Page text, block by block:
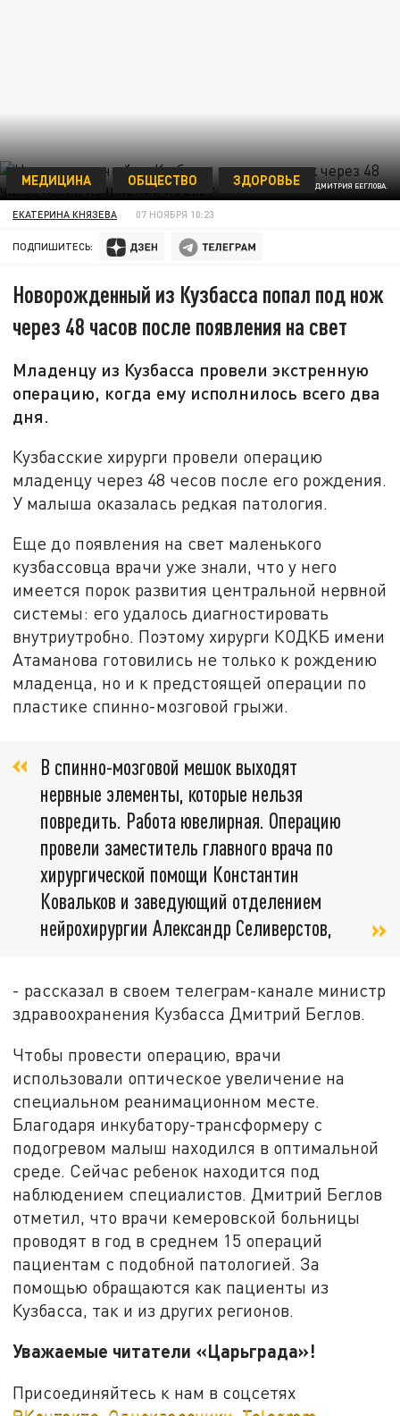
ФОТО: ТЕЛЕГРАМ-КАНАЛ ДМИТРИЯ БЕГЛОВА.
МЕДИЦИНА ОБЩЕСТВО ЗДОРОВЬЕ
ЕКАТЕРИНА КНЯЗЕВА 07 НОЯБРЯ 10:23
ПОДПИШИТЕСЬ:
Новорожденный из Кузбасса попал под нож
через 48 часов после появления на свет
Младенцу из Кузбасса провели экстренную
операцию, когда ему исполнилось всего два
дня.
Кузбасские хирурги провели операцию
младенцу через 48 чесов после его рождения.
У малыша оказалась редкая патология.
Еще до появления на свет маленького
кузбассовца врачи уже знали, что у него
имеется порок развития центральной нервной
системы: его удалось диагностировать
внутриутробно. Поэтому хирурги КОДКБ имени
Атаманова готовились не только к рождению
младенца, но и к предстоящей операции по
пластике спинно-мозговой грыжи.
В спинно-мозговой мешок выходят
нервные элементы, которые нельзя
повредить. Работа ювелирная. Операцию
провели заместитель главного врача по
хирургической помощи Константин
Ковальков и заведующий отделением
нейрохирургии Александр Селиверстов,
- рассказал в своем телеграм-канале министр
здравоохранения Кузбасса Дмитрий Беглов.
Чтобы провести операцию, врачи
использовали оптическое увеличение на
специальном реанимационном месте.
Благодаря инкубатору-трансформеру с
подогревом малыш находился в оптимальной
среде. Сейчас ребенок находится под
наблюдением специалистов. Дмитрий Беглов
отметил, что врачи кемеровской больницы
проводят в год в среднем 15 операций
пациентам с подобной патологией. За
помощью обращаются как пациенты из
Кузбасса, так и из других регионов.
Уважаемые читатели «Царьграда»!
Присоединяйтесь к нам в соцсетях